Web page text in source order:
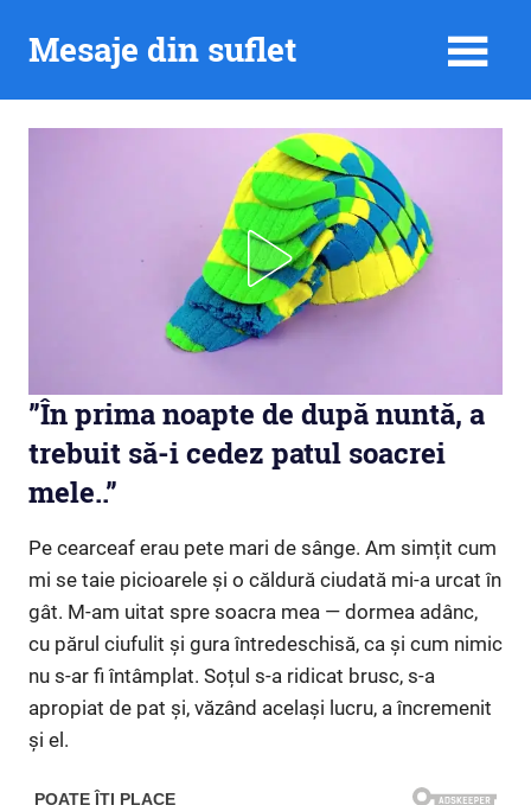
Mesaje din suflet
”În prima noapte de după nuntă, a
trebuit să-i cedez patul soacrei
mele..”
Pe cearceaf erau pete mari de sânge. Am simțit cum
mi se taie picioarele și o căldură ciudată mi-a urcat în
gât. M-am uitat spre soacra mea — dormea adânc,
cu părul ciufulit și gura întredeschisă, ca și cum nimic
nu s-ar fi întâmplat. Soțul s-a ridicat brusc, s-a
apropiat de pat și, văzând același lucru, a încremenit
și el.